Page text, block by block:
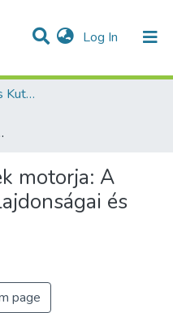
Log In (current)
Collections
ELTE KRTK Regionális Kutatások Intézete
formái Magyarországon
motorja: A
és
page